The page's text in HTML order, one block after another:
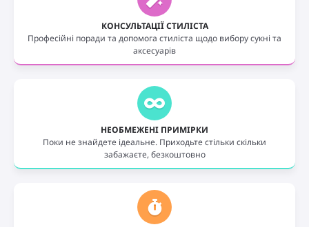
КОНСУЛЬТАЦІЇ СТИЛІСТА
Професійні поради та допомога стиліста щодо вибору сукні та
аксесуарів
НЕОБМЕЖЕНІ ПРИМІРКИ
Поки не знайдете ідеальне. Приходьте стільки скільки
забажаєте, безкоштовно